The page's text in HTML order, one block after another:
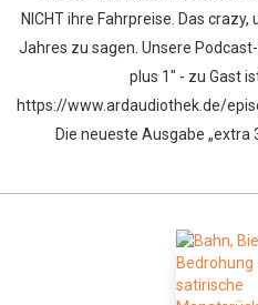
NICHT ihre Fahrpreise. Das
Jahres zu sagen. Unsere
plus 1" - zu Gast
https://www.ardaudiothek.de/
Die neueste Ausgabe „extra
Whatsapp Facebook